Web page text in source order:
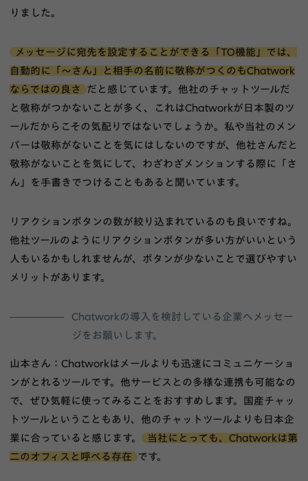
りました。
メッセージに宛先を設定することができる「TO機能」では、
自動的に「～さん」と相手の名前に敬称がつくのもChatwork
ならではの良さ
だと感じています。他社のチャットツールだ
と敬称がつかないことが多く、これはChatworkが日本製のツ
ールだからこその気配りではないでしょうか。私や当社のメン
バーは敬称がないことを気にはしないのですが、他社さんだと
敬称がないことを気にして、わざわざメンションする際に「さ
ん」を手書きでつけることもあると聞いています。
リアクションボタンの数が絞り込まれているのも良いですね。
他社ツールのようにリアクションボタンが多い方がいいという
人もいるかもしれませんが、ボタンが少ないことで選びやすい
メリットがあります。
Chatworkの導入を検討している企業へメッセー
ジをお願いします。
山本さん：Chatworkはメールよりも迅速にコミュニケーショ
ンがとれるツールです。他サービスとの多様な連携も可能なの
で、ぜひ気軽に使ってみることをおすすめします。国産チャッ
トツールということもあり、他のチャットツールよりも日本企
業に合っていると感じます。
当社にとっても、Chatworkは第
二のオフィスと呼べる存在 です。